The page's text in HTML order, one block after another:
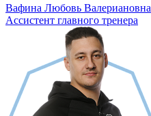
Вафина Любовь Валериановна
Ассистент главного тренера